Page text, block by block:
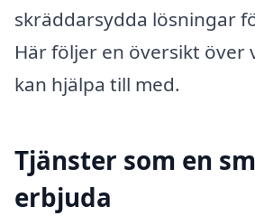
skräddarsydda lösningar
Här följer en översikt över
kan hjälpa till med.
Tjänster som en
erbjuda